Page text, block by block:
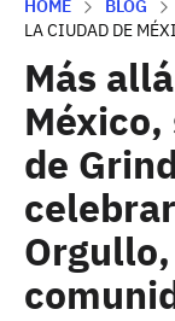
HOME BLOG
LA CIUDAD DE
Más
de